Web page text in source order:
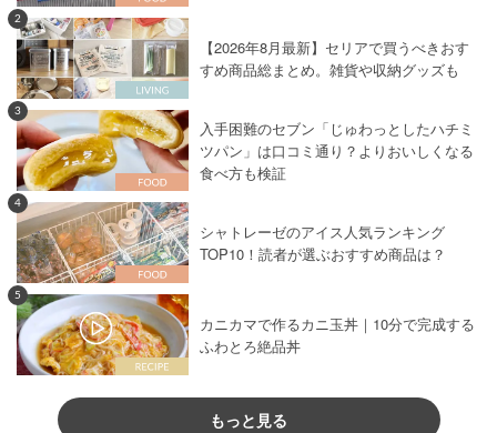
2
【2026年8月最新】セリアで買うべきおす
すめ商品総まとめ。雑貨や収納グッズも
3
入手困難のセブン「じゅわっとしたハチミ
ツパン」は口コミ通り？よりおいしくなる
食べ方も検証
4
シャトレーゼのアイス人気ランキング
TOP10！読者が選ぶおすすめ商品は？
5
カニカマで作るカニ玉丼｜10分で完成する
ふわとろ絶品丼
もっと見る